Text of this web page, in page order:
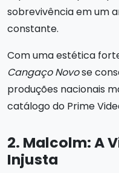
sobrevivência em um
constante.
Com uma estética
Cangaço Novose
produções nacionais
catálogo do Prime
2. Malcolm: A
Injusta